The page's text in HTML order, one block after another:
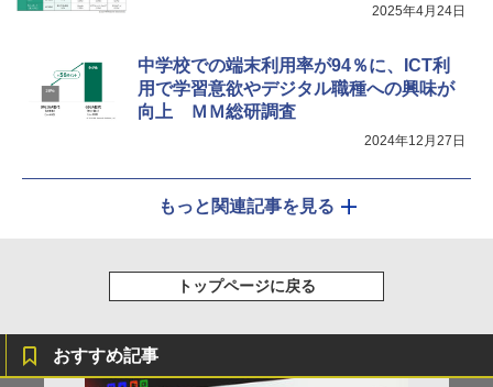
2025年4月24日
中学校での端末利用率が94％に、ICT利
用で学習意欲やデジタル職種への興味が
向上 ＭＭ総研調査
2024年12月27日
もっと関連記事を見る
トップページに戻る
おすすめ記事